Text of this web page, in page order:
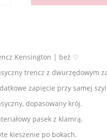
Kensington | beż ♡
trencz z dwurzędowym
zapięcie przy samej
dopasowany krój.
pasek z klamrą.
kieszenie po bokach.